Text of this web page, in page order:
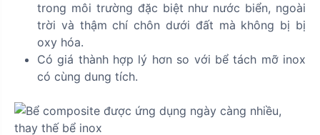
trong môi trường đặc biệt như nước biển, ngoài
trời và thậm chí chôn dưới đất mà không bị bị
oxy hóa.
Có giá thành hợp lý hơn so với bể tách mỡ inox
có cùng dung tích.